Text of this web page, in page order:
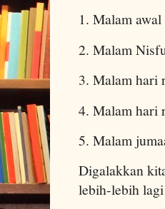
1. Malam awal
2. Malam
3. Malam hari
4. Malam hari
5. Malam
Digalakkan
lebih-lebih